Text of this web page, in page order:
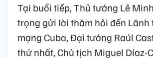
Tại buổi tiếp, Thủ tướng Lê
trọng gửi lời thăm hỏi đến Lãnh
mạng Cuba, Đại tướng Raúl
thứ nhất, Chủ tịch Miguel Díaz-